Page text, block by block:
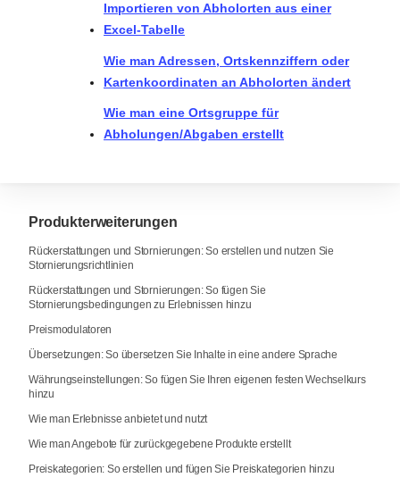
Importieren von Abholorten aus einer
Excel-Tabelle
Wie man Adressen, Ortskennziffern oder
Kartenkoordinaten an Abholorten ändert
Wie man eine Ortsgruppe für
Abholungen/Abgaben erstellt
Produkterweiterungen
Rückerstattungen und Stornierungen: So erstellen und nutzen Sie
Stornierungsrichtlinien
Rückerstattungen und Stornierungen: So fügen Sie
Stornierungsbedingungen zu Erlebnissen hinzu
Preismodulatoren
Übersetzungen: So übersetzen Sie Inhalte in eine andere Sprache
Währungseinstellungen: So fügen Sie Ihren eigenen festen Wechselkurs
hinzu
Wie man Erlebnisse anbietet und nutzt
Wie man Angebote für zurückgegebene Produkte erstellt
Preiskategorien: So erstellen und fügen Sie Preiskategorien hinzu